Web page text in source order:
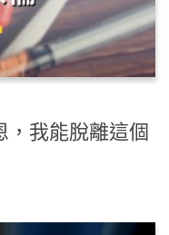
，我能脫離這個